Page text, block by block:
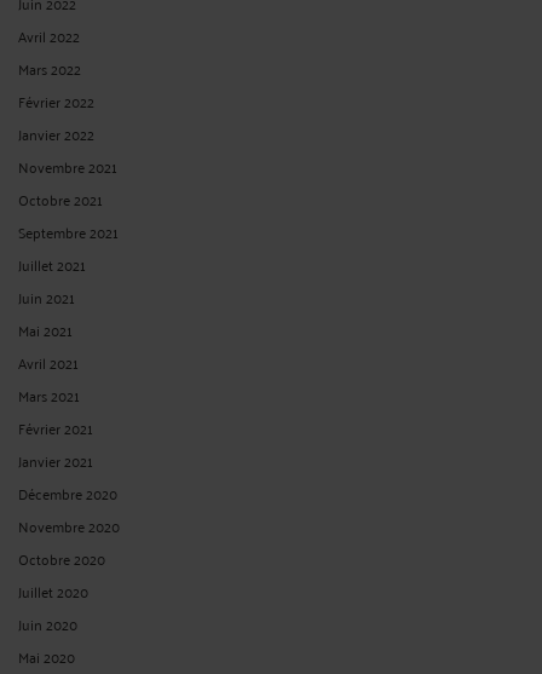
S'ADRESSER SANS RESPECT À SON SALARIÉ JUSTIFIE LA
DEMANDE DE RÉSILIATION JUDICIAIRE DU CONTRAT DE TRAVAIL
ParGrégoire HERVET
L’article 31 de la Charte des droits fondamentaux de l’Union européenne du 7
travail qui respectent sa santé, sa sécurité et sa dignité. » De plus l’article L1121-1
du Code du Travail dispose que : « ...
A QUELLES CONDITIONS UN DEMANDEUR D’ASILE PEUT-IL
TRAVAILLER EN FRANCE ?
Par Grégoire HERVET
Durant l’examen de sa demande d’asile, le demandeur bénéficie d’une aide
financière versée par l’État, appelée l’aide pour demandeur d’asile (l’ADA). Le
euros pour une famille de 4 personnes. ...